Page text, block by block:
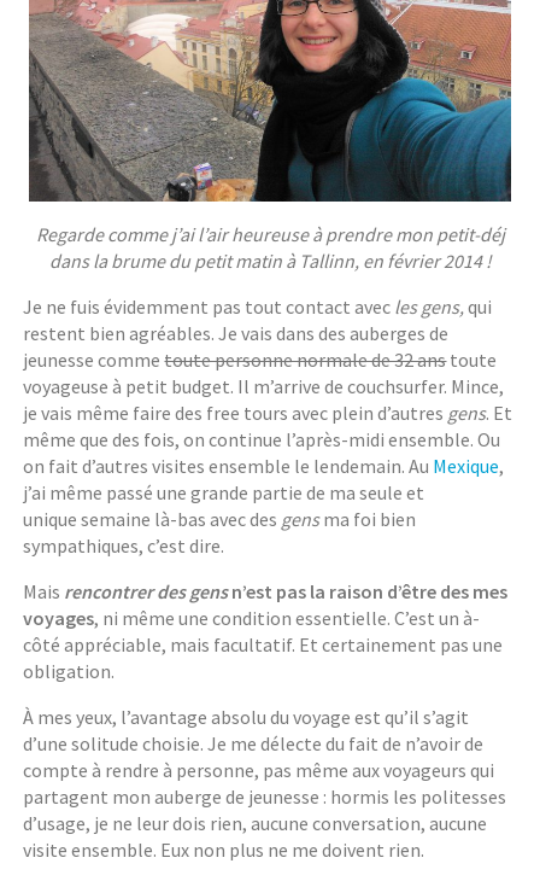
Regarde comme j’ai l’air heureuse à prendre mon petit-déj
dans la brume du petit matin à Tallinn, en février 2014 !
Je ne fuis évidemment pas tout contact avec les gens,qui
restent bien agréables. Je vais dans des auberges de
jeunesse commetoute personne normale de 32 anstoute
voyageuse à petit budget. Il m’arrive de couchsurfer. Mince,
je vais même faire des free tours avec plein d’autres gens. Et
même que des fois, on continue l’après-midi ensemble. Ou
on fait d’autres visites ensemble le lendemain. Au Mexique,
j’ai même passé une grande partie de ma seule et
unique semaine là-bas avec des gensma foi bien
sympathiques, c’est dire.
Mais rencontrer des gensn’est pas la raison d’être des mes
voyages, ni même une condition essentielle. C’est un à-
côté appréciable, mais facultatif. Et certainement pas une
obligation.
À mes yeux, l’avantage absolu du voyage est qu’il s’agit
d’une solitude choisie. Je me délecte du fait de n’avoir de
compte à rendre à personne, pas même aux voyageurs qui
partagent mon auberge de jeunesse : hormis les politesses
d’usage, je ne leur dois rien, aucune conversation, aucune
visite ensemble. Eux non plus ne me doivent rien.